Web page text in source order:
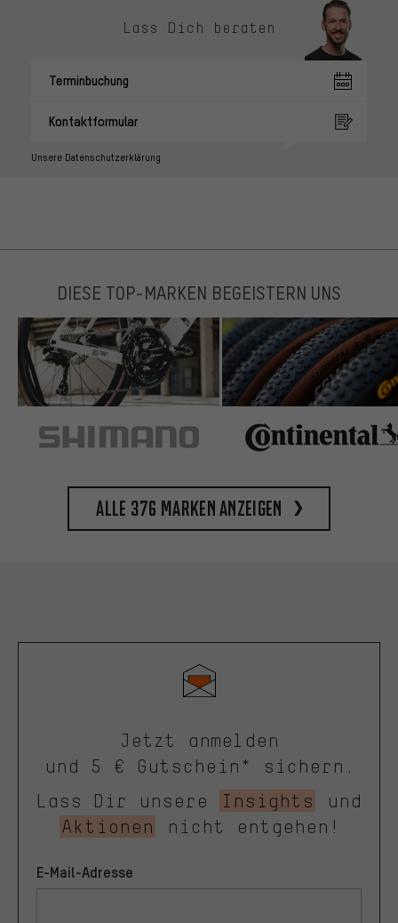
Lass Dich beraten
Terminbuchung
Kontaktformular
Unsere Datenschutzerklärung
DIESE TOP-MARKEN BEGEISTERN UNS
Alle 376 Marken anzeigen
Jetzt anmelden
und 5 € Gutschein* sichern.
Lass Dir unsere
Insights
und
Aktionen
nicht entgehen!
E-Mail-Adresse